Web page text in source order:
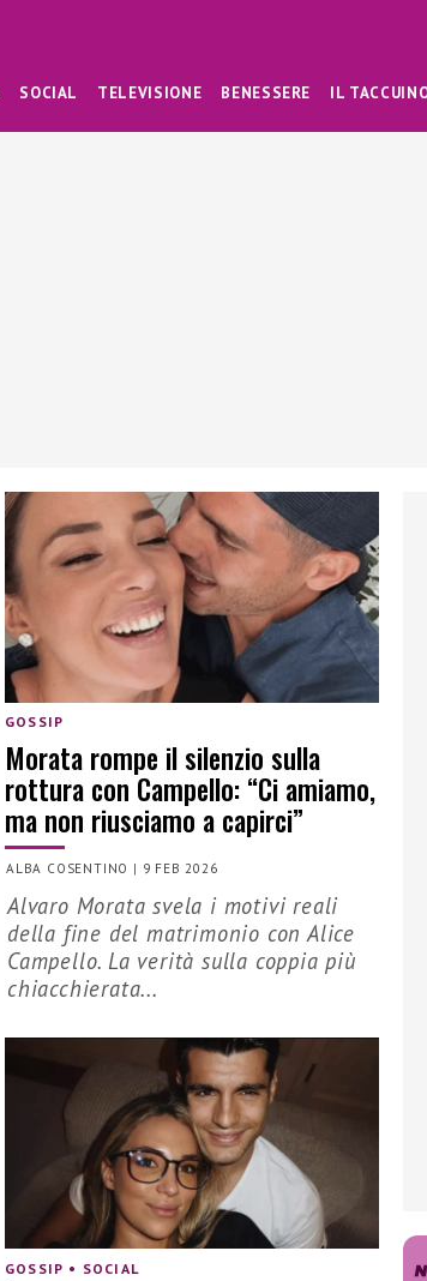
SOCIAL TELEVISIONE BENESSERE IL
GOSSIP
Morata rompe il silenzio sulla
rottura con Campello: “Ci amiamo,
ma non riusciamo a capirci”
ALBA COSENTINO | 9 FEB 2026
Alvaro Morata svela i motivi reali
della fine del matrimonio con Alice
Campello. La verità sulla coppia più
chiacchierata...
GOSSIP • SOCIAL